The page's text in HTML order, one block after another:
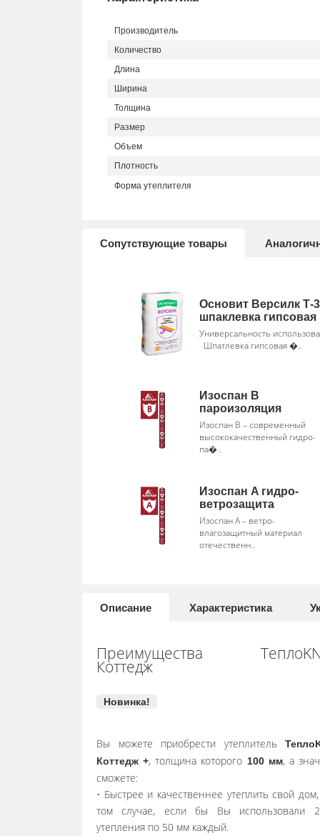
Производитель
Количество
Длина
Ширина
Толщина
Размер
Объем
Плотность
Форма утеплителя
Сопутствующие товары
Основит Версилк Т-
шпаклевка гипсовая
Универсальность
Шпатлевка гипсовая �..
Изоспан В
пароизоляция
Изоспан В – современный
высококачественный гидро-
па�..
Изоспан A гидро-
ветрозащита
Изоспан А – ветро-
влагозащитный материал
отечественн..
Описание Характеристика
Преимущества
Коттедж
Новинка!
Вы можете приобрести утеплитель
Коттедж +, толщина которого 100 мм, а
сможете:
• Быстрее и качественнее утеплить свой
том случае, если бы Вы использовали
утепления по 50 мм каждый.